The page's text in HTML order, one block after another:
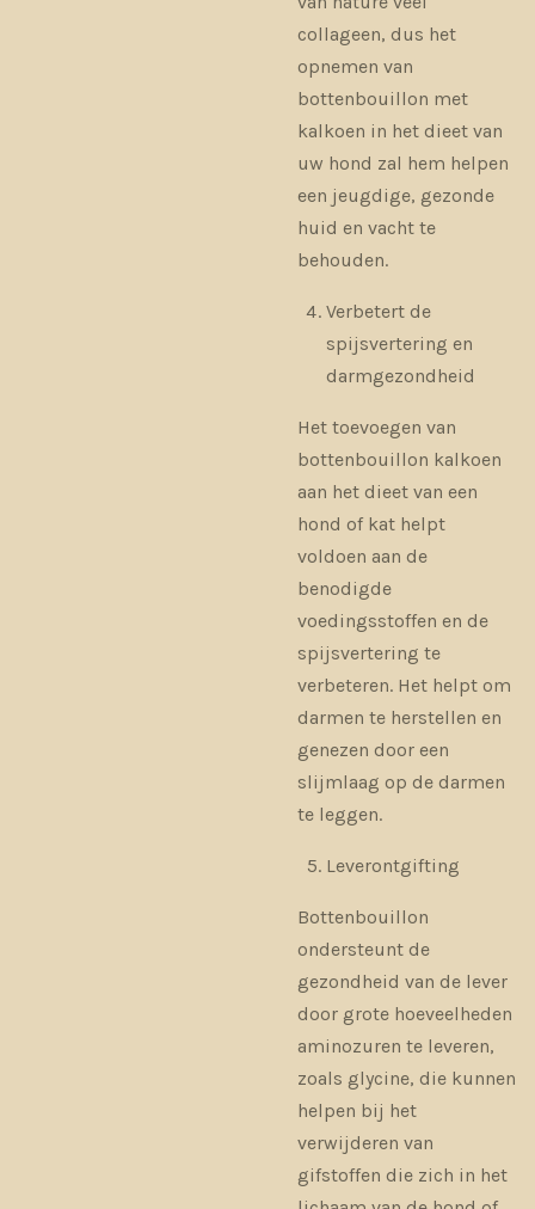
collageen, dus het
opnemen van
bottenbouillon met
kalkoen in het dieet van
uw hond zal hem helpen
een jeugdige, gezonde
huid en vacht te
behouden.
Verbetert de
spijsvertering en
darmgezondheid
Het toevoegen van
bottenbouillon kalkoen
aan het dieet van een
hond of kat helpt
voldoen aan de
benodigde
voedingsstoffen en de
spijsvertering te
verbeteren. Het helpt om
darmen te herstellen en
genezen door een
slijmlaag op de darmen
te leggen.
Leverontgifting
Bottenbouillon
ondersteunt de
gezondheid van de lever
door grote hoeveelheden
aminozuren te leveren,
zoals glycine, die kunnen
helpen bij het
verwijderen van
gifstoffen die zich in het